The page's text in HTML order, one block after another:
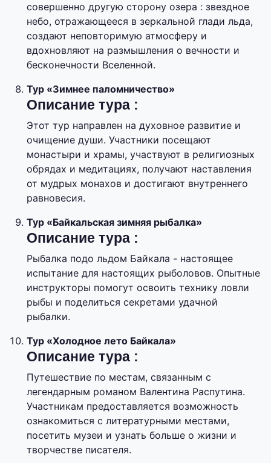
совершенно другую сторону озера : звездное
небо, отражающееся в зеркальной глади льда,
создают неповторимую атмосферу и
вдохновляют на размышления о вечности и
бесконечности Вселенной.
Тур «Зимнее паломничество»
Описание тура :
Этот тур направлен на духовное развитие и
очищение души. Участники посещают
монастыри и храмы, участвуют в религиозных
обрядах и медитациях, получают наставления
от мудрых монахов и достигают внутреннего
равновесия.
Тур «Байкальская зимняя рыбалка»
Описание тура :
Рыбалка подо льдом Байкала - настоящее
испытание для настоящих рыболовов. Опытные
инструкторы помогут освоить технику ловли
рыбы и поделиться секретами удачной
рыбалки.
Тур «Холодное лето Байкала»
Описание тура :
Путешествие по местам, связанным с
легендарным романом Валентина Распутина.
Участникам предоставляется возможность
ознакомиться с литературными местами,
посетить музеи и узнать больше о жизни и
творчестве писателя.